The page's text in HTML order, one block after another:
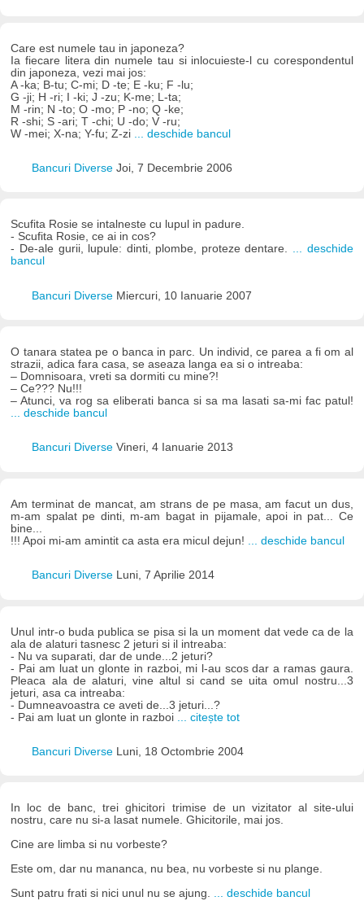
Care est numele tau in japoneza?
Ia fiecare litera din numele tau si inlocuieste-l cu corespondentul
din japoneza, vezi mai jos:
A -ka; B-tu; C-mi; D -te; E -ku; F -lu;
G -ji; H -ri; I -ki; J -zu; K-me; L-ta;
M -rin; N -to; O -mo; P -no; Q -ke;
R -shi; S -ari; T -chi; U -do; V -ru;
W -mei; X-na; Y-fu; Z-zi
... deschide bancul
Bancuri Diverse Joi, 7 Decembrie 2006
Scufita Rosie se intalneste cu lupul in padure.
- Scufita Rosie, ce ai in cos?
- De-ale gurii, lupule: dinti, plombe, proteze dentare. ... deschide
bancul
Bancuri Diverse Miercuri, 10 Ianuarie 2007
O tanara statea pe o banca in parc. Un individ, ce parea a fi om al
strazii, adica fara casa, se aseaza langa ea si o intreaba:
– Domnisoara, vreti sa dormiti cu mine?!
– Ce??? Nu!!!
– Atunci, va rog sa eliberati banca si sa ma lasati sa-mi fac patul!
... deschide bancul
Bancuri Diverse Vineri, 4 Ianuarie 2013
Am terminat de mancat, am strans de pe masa, am facut un dus,
m-am spalat pe dinti, m-am bagat in pijamale, apoi in pat... Ce
bine...
!!! Apoi mi-am amintit ca asta era micul dejun!
... deschide bancul
Bancuri Diverse Luni, 7 Aprilie 2014
Unul intr-o buda publica se pisa si la un moment dat vede ca de la
ala de alaturi tasnesc 2 jeturi si il intreaba:
- Nu va suparati, dar de unde...2 jeturi?
- Pai am luat un glonte in razboi, mi l-au scos dar a ramas gaura.
Pleaca ala de alaturi, vine altul si cand se uita omul nostru...3
jeturi, asa ca intreaba:
- Dumneavoastra ce aveti de...3 jeturi...?
- Pai am luat un glonte in razboi
... citește tot
Bancuri Diverse Luni, 18 Octombrie 2004
In loc de banc, trei ghicitori trimise de un vizitator al site-ului
nostru, care nu si-a lasat numele. Ghicitorile, mai jos.
Cine are limba si nu vorbeste?
Este om, dar nu mananca, nu bea, nu vorbeste si nu plange.
Sunt patru frati si nici unul nu se ajung. ... deschide bancul